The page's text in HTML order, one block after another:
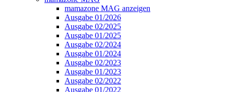
mamazone MAG anzeigen
Ausgabe 01/2026
Ausgabe 02/2025
Ausgabe 01/2025
Ausgabe 02/2024
Ausgabe 01/2024
Ausgabe 02/2023
Ausgabe 01/2023
Ausgabe 02/2022
Ausgabe 01/2022